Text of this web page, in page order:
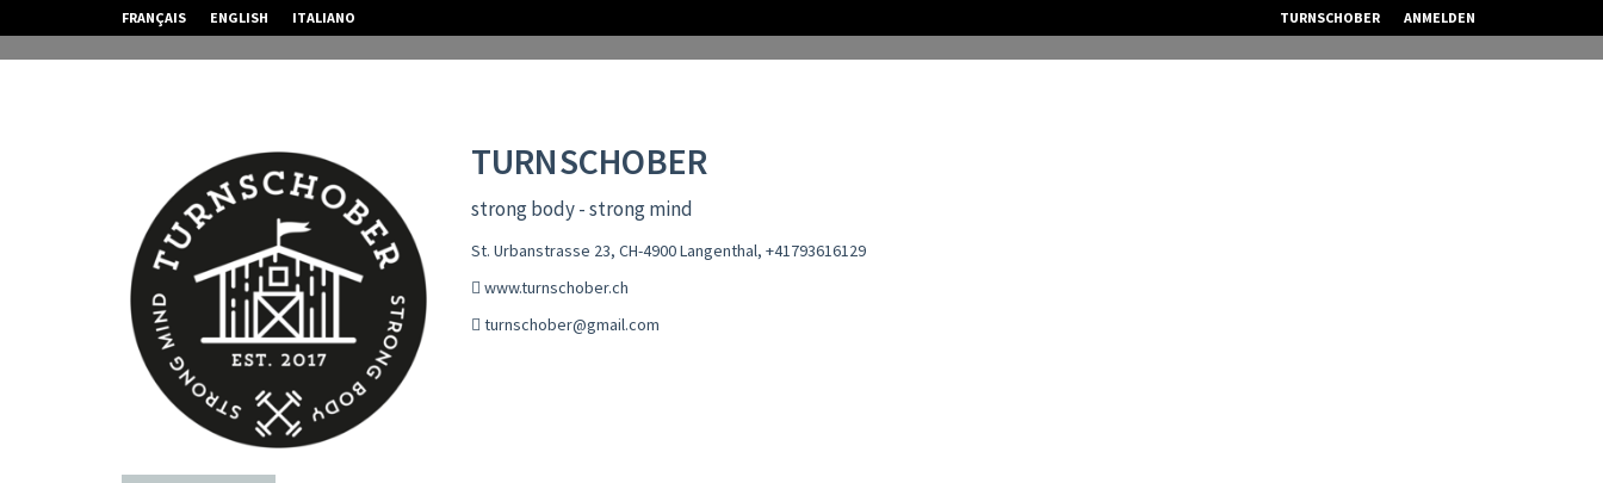
FRANÇAIS ENGLISH ITALIANO TURNSCHOBER ANMELDEN
TURNSCHOBER
strong body - strong mind
St. Urbanstrasse 23, CH-4900 Langenthal, +41793616129
www.turnschober.ch
turnschober@gmail.com